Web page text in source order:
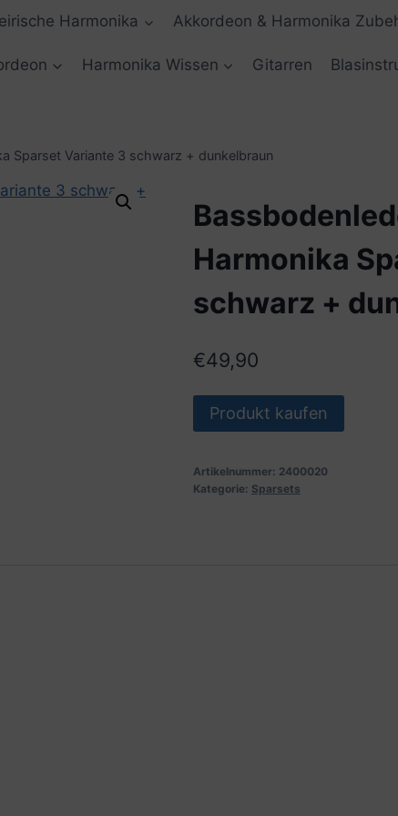
Harmonika Akkordeon & Harmonika
Harmonika Wissen Gitarren
Sparset Variante 3 schwarz + dunkelbraun
Harmonika
schwarz +
€49,90
Produkt kaufen
Artikelnummer: 2400020
Kategorie: Sparsets